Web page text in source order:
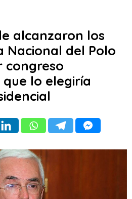
alcanzaron los
Nacional del Polo
congreso
lo elegiría